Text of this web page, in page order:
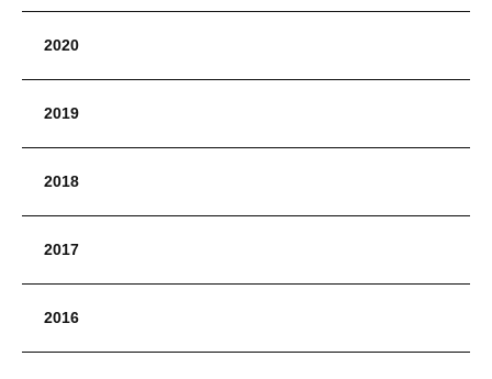
2020
2019
2018
2017
2016